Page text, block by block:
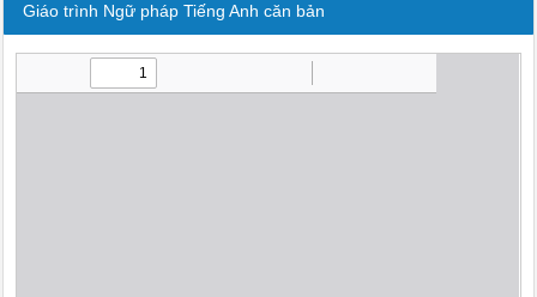
Giáo trình Ngữ pháp Tiếng Anh căn bản